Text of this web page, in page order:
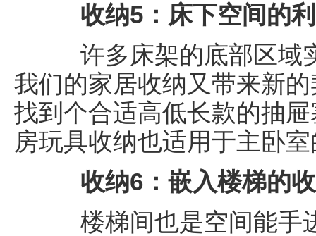
收纳5：床下空间的
许多床架的底部区域
我们的家居收纳又带来新
找到个合适高低长款的抽
房玩具收纳也适用于主卧
收纳6：嵌入楼梯的
楼梯间也是空间能手